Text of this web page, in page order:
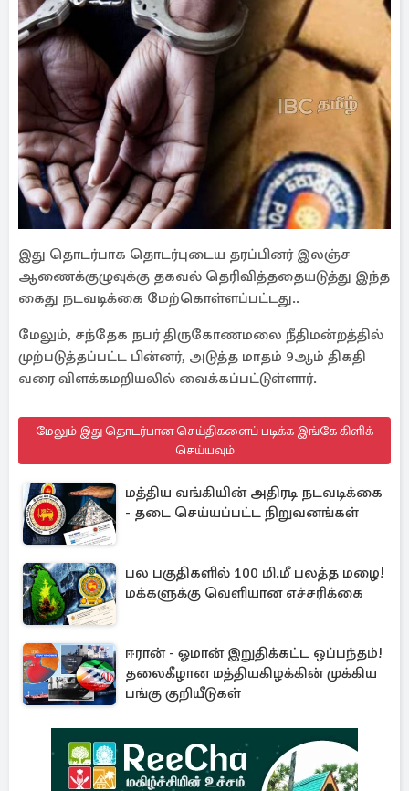
இது தொடர்பாக தொடர்புடைய தரப்பினர் இலஞ்ச
ஆணைக்குழுவுக்கு தகவல் தெரிவித்ததையடுத்து இந்த
கைது நடவடிக்கை மேற்கொள்ளப்பட்டது..
மேலும், சந்தேக நபர் திருகோணமலை நீதிமன்றத்தில்
முற்படுத்தப்பட்ட பின்னர், அடுத்த மாதம் 9ஆம் திகதி
வரை விளக்கமறியலில் வைக்கப்பட்டுள்ளார்.
மேலும் இது தொடர்பான செய்திகளைப் படிக்க இங்கே கிளிக்
செய்யவும்
மத்திய வங்கியின் அதிரடி நடவடிக்கை
- தடை செய்யப்பட்ட நிறுவனங்கள்
பல பகுதிகளில் 100 மி.மீ பலத்த மழை!
மக்களுக்கு வெளியான எச்சரிக்கை
ஈரான் - ஓமான் இறுதிக்கட்ட ஒப்பந்தம்!
தலைகீழான மத்தியகிழக்கின் முக்கிய
பங்கு குறியீடுகள்